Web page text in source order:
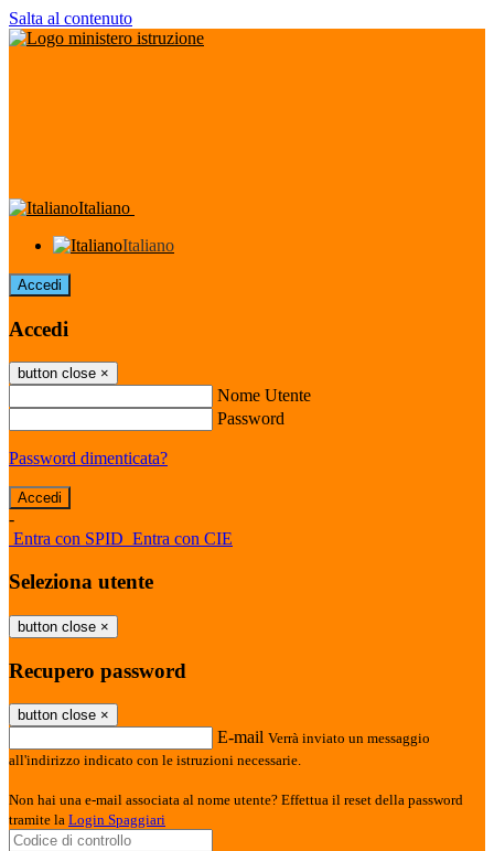
Salta al contenuto
Italiano
Italiano
Accedi
Accedi
button close ×
Nome Utente
Password
Password dimenticata?
-
Entra con SPID Entra con CIE
Seleziona utente
button close ×
Recupero password
button close ×
E-mail Verrà inviato un messaggio
all'indirizzo indicato con le istruzioni necessarie.
Non hai una e-mail associata al nome utente? Effettua il reset della password
tramite la Login Spaggiari